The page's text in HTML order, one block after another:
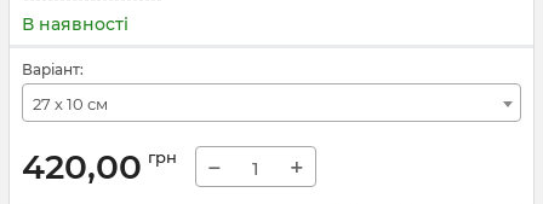
В наявності
Варіант:
27 х 10 см
420,00 грн − +